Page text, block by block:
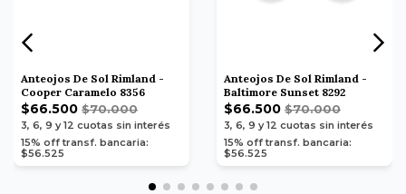
Anteojos De Sol Rimland -
Cooper Caramelo 8356
$66.500 $70.000
3, 6, 9 y 12 cuotas sin interés
15% off transf. bancaria:
$56.525
Anteojos De Sol Rimland -
Baltimore Sunset 8292
$66.500 $70.000
3, 6, 9 y 12 cuotas sin interés
15% off transf. bancaria:
$56.525